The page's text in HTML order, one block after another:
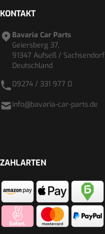
KONTAKT
Bavaria Car Parts
Geiersberg 37,
91347 Aufseß / Sachsendorf
Deutschland
09274 / 331 977 0
info@bavaria-car-parts.de
ZAHLARTEN